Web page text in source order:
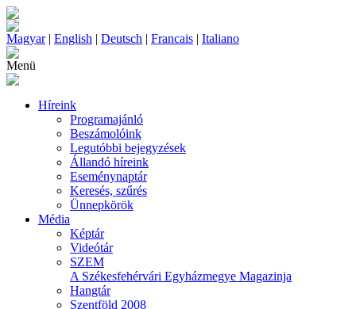
Magyar| English | Deutsch | Francais | Italiano
Menü
Híreink
Programajánló
Beszámolóink
Legutóbbi bejegyzések
Állandó híreink
Eseménynaptár
Keresés, szűrés
Ünnepkörök
Média
Képtár
Videótár
SZEM
A Székesfehérvári Egyházmegye Magazinja
Hangtár
Szentföld 2008